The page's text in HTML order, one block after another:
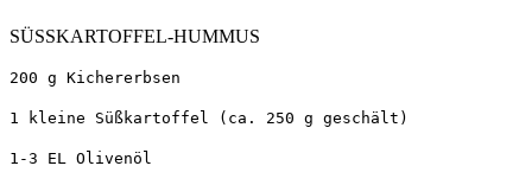
SÜSSKARTOFFEL-HUMMUS
200 g Kichererbsen
1 kleine Süßkartoffel (ca. 250 g geschält)
1-3 EL Olivenöl